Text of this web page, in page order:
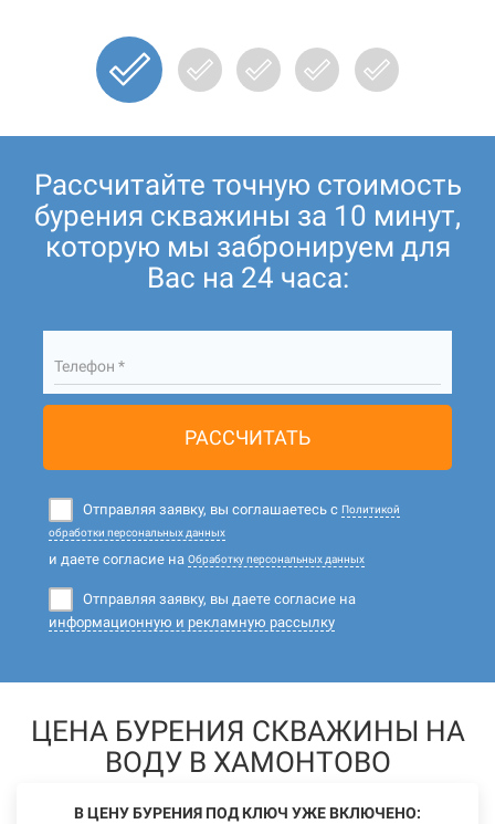
Рассчитайте точную стоимость
бурения скважины за 10 минут,
которую мы забронируем для
Вас на 24 часа:
Телефон *
РАССЧИТАТЬ
Отправляя заявку, вы соглашаетесь с Политикой
обработки персональных данных
и даете согласие на Обработку персональных данных
Отправляя заявку, вы даете согласие на
информационную и рекламную рассылку
ЦЕНА БУРЕНИЯ СКВАЖИНЫ НА
ВОДУ В ХАМОНТОВО
В ЦЕНУ БУРЕНИЯ ПОД КЛЮЧ УЖЕ ВКЛЮЧЕНО: